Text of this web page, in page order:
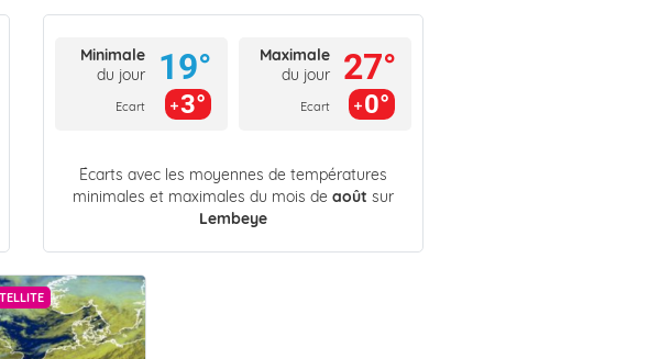
Minimale
du jour
Ecart
19°
3°
Maximale
du jour
Ecart
27°
0°
Écarts avec les moyennes de températures
minimales et maximales du mois de août sur
Lembeye